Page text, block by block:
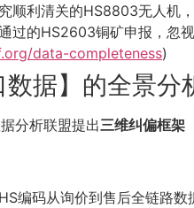
顺利清关的HS8803无人机
过的HS2603铜矿申报，忽
data-completeness)
据】的全景分
分析联盟提出三维纠偏框架
编码从询价到售后全链路数